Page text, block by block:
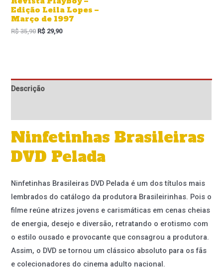
Edição Leila Lopes –
Março de 1997
R$35,90 R$ 29,90
Descrição
Ninfetinhas Brasileiras
DVD Pelada
Ninfetinhas Brasileiras DVD Pelada é um dos títulos mais
lembrados do catálogo da produtora Brasileirinhas. Pois o
filme reúne atrizes jovens e carismáticas em cenas cheias
de energia, desejo e diversão, retratando o erotismo com
o estilo ousado e provocante que consagrou a produtora.
Assim, o DVD se tornou um clássico absoluto para os fãs
e colecionadores do cinema adulto nacional.